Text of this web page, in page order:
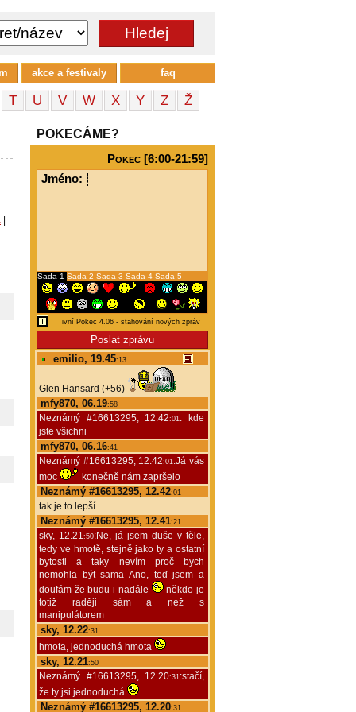
T U V W X Y Z
Ž
POKECÁME?
Pokec [6:00-21:59]
Jméno:
Sada 1 Sada 2 Sada 3 Sada 4 Sada 5
emilio, 19.45:13
Glen Hansard (+56)
mfy870, 06.19:58
Neznámý #16613295, 12.42:01: kde
jste všichni
mfy870, 06.16:41
Neznámý #16613295, 12.42:01:Já vás
moc
konečně nám zapršelo
Neznámý #16613295, 12.42:01
tak je to lepší
Neznámý #16613295, 12.41:21
sky, 12.21:50:Ne, já jsem duše v těle,
tedy ve hmotě, stejně jako ty a ostatní
bytosti a taky nevím proč bych
nemohla být sama Ano, teď jsem a
doufám že budu i nadále
někdo je
totiž raději sám a než s
manipulátorem
sky, 12.22:31
hmota, jednoduchá hmota
sky, 12.21:50
Neznámý #16613295, 12.20:31:stačí,
že ty jsi jednoduchá
Neznámý #16613295, 12.20:31
akce a festivaly faq